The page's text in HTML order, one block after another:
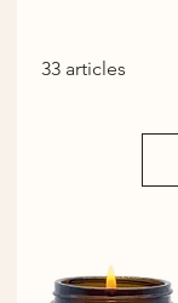
33 articles